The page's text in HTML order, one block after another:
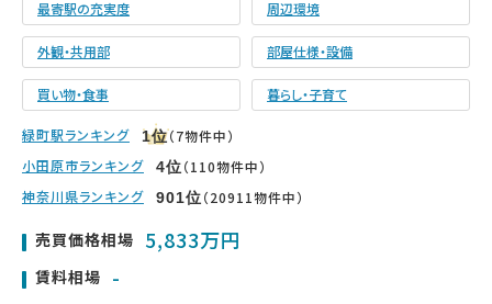
最寄駅の充実度 周辺環境
外観・共用部 部屋仕様・設備
買い物・食事 暮らし・子育て
緑町駅ランキング 1位（7物件中）
小田原市ランキング
4位（110物件中）
神奈川県ランキング
901位（20911物件中）
売買価格相場 5,833万円
賃料相場 -